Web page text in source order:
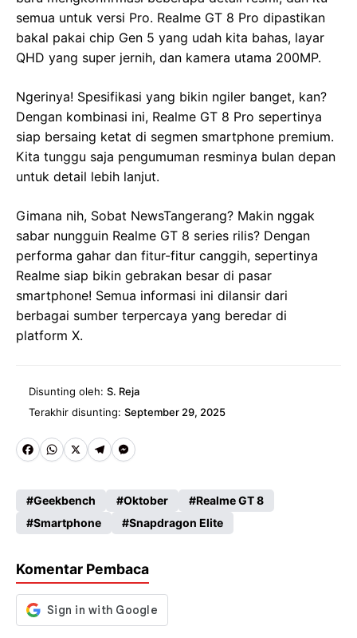
semua untuk versi Pro. Realme GT 8 Pro dipastikan
bakal pakai chip Gen 5 yang udah kita bahas, layar
QHD yang super jernih, dan kamera utama 200MP.
Ngerinya! Spesifikasi yang bikin ngiler banget, kan?
Dengan kombinasi ini, Realme GT 8 Pro sepertinya
siap bersaing ketat di segmen smartphone premium.
Kita tunggu saja pengumuman resminya bulan depan
untuk detail lebih lanjut.
Gimana nih, Sobat NewsTangerang? Makin nggak
sabar nungguin Realme GT 8 series rilis? Dengan
performa gahar dan fitur-fitur canggih, sepertinya
Realme siap bikin gebrakan besar di pasar
smartphone! Semua informasi ini dilansir dari
berbagai sumber terpercaya yang beredar di
platform X.
Disunting oleh: S. Reja
Terakhir disunting: September 29, 2025
Fa
b
o
k
W
ts
A
p
X
Te
gr
a
M
se
n
er
Geekbench Oktober
Realme GT 8
Smartphone
Snapdragon Elite
Komentar Pembaca